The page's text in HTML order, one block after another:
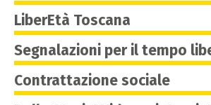
LiberEtà Toscana
Segnalazioni per il tempo
Contrattazione sociale